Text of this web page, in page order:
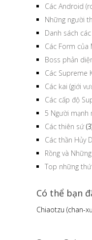
Các Android
Những người
Danh sách
Các Form của
Boss phản
Các Supreme
Các kai (giới
Các cấp độ
5 Người mạnh
Các thiên sứ
Các thần Hủy
Rồng và
Top những
Có thể bạn
Chiaotzu (chan-